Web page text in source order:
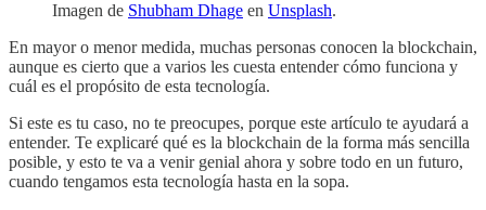
Imagen de Shubham Dhage en Unsplash.
En mayor o menor medida, muchas personas conocen la blockchain,
aunque es cierto que a varios les cuesta entender cómo funciona y
cuál es el propósito de esta tecnología.
Si este es tu caso, no te preocupes, porque este artículo te ayudará a
entender. Te explicaré qué es la blockchain de la forma más sencilla
posible, y esto te va a venir genial ahora y sobre todo en un futuro,
cuando tengamos esta tecnología hasta en la sopa.